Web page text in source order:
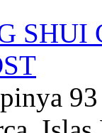
93